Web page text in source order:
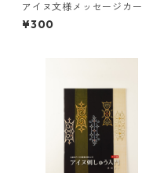
アイヌ文様メッセージカー
ド イヤイライケレ
¥300